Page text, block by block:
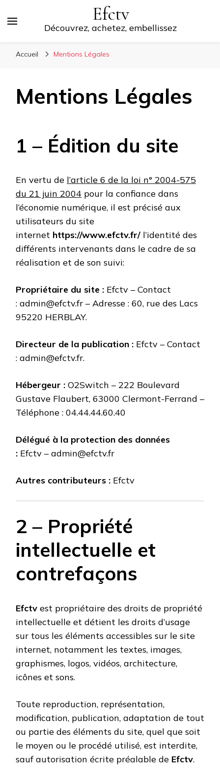
Efctv
Découvrez, achetez, embellissez
Accueil Mentions Légales
Mentions Légales
1 – Édition du site
En vertu de l’article 6 de la loi n° 2004-575
du 21 juin 2004 pour la confiance dans
l’économie numérique, il est précisé aux
utilisateurs du site
internet https://www.efctv.fr/ l’identité des
différents intervenants dans le cadre de sa
réalisation et de son suivi:
Propriétaire du site : Efctv – Contact
: admin@efctv.fr – Adresse : 60, rue des Lacs
95220 HERBLAY.
Directeur de la publication : Efctv – Contact
: admin@efctv.fr.
Hébergeur : O2Switch – 222 Boulevard
Gustave Flaubert, 63000 Clermont-Ferrand –
Téléphone : 04.44.44.60.40
Délégué à la protection des données
: Efctv – admin@efctv.fr
Autres contributeurs : Efctv
2 – Propriété
intellectuelle et
contrefaçons
Efctv est propriétaire des droits de propriété
intellectuelle et détient les droits d’usage
sur tous les éléments accessibles sur le site
internet, notamment les textes, images,
graphismes, logos, vidéos, architecture,
icônes et sons.
Toute reproduction, représentation,
modification, publication, adaptation de tout
ou partie des éléments du site, quel que soit
le moyen ou le procédé utilisé, est interdite,
sauf autorisation écrite préalable de Efctv.